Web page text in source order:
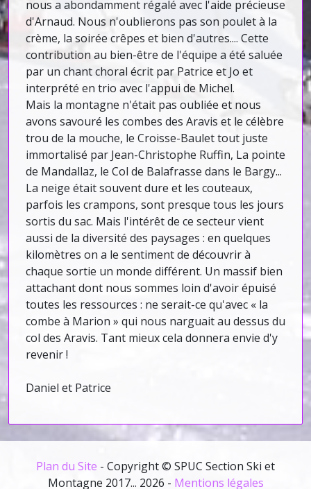
nous a abondamment régalé avec l'aide précieuse
d'Arnaud. Nous n'oublierons pas son poulet à la
crème, la soirée crêpes et bien d'autres.... Cette
contribution au bien-être de l'équipe a été saluée
par un chant choral écrit par Patrice et Jo et
interprété en trio avec l'appui de Michel.
Mais la montagne n'était pas oubliée et nous
avons savouré les combes des Aravis et le célèbre
trou de la mouche, le Croisse-Baulet tout juste
immortalisé par Jean-Christophe Ruffin, La pointe
de Mandallaz, le Col de Balafrasse dans le Bargy...
La neige était souvent dure et les couteaux,
parfois les crampons, sont presque tous les jours
sortis du sac. Mais l'intérêt de ce secteur vient
aussi de la diversité des paysages : en quelques
kilomètres on a le sentiment de découvrir à
chaque sortie un monde différent. Un massif bien
attachant dont nous sommes loin d'avoir épuisé
toutes les ressources : ne serait-ce qu'avec « la
combe à Marion » qui nous narguait au dessus du
col des Aravis. Tant mieux cela donnera envie d'y
revenir !
Daniel et Patrice
Plan du Site - Copyright © SPUC Section Ski et
Montagne 2017... 2026 - Mentions légales